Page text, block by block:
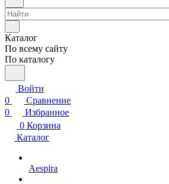
Каталог
По всему сайту
По каталогу
Войти
0
Сравнение
0
Избранное
0 Корзина
Каталог
Aespira